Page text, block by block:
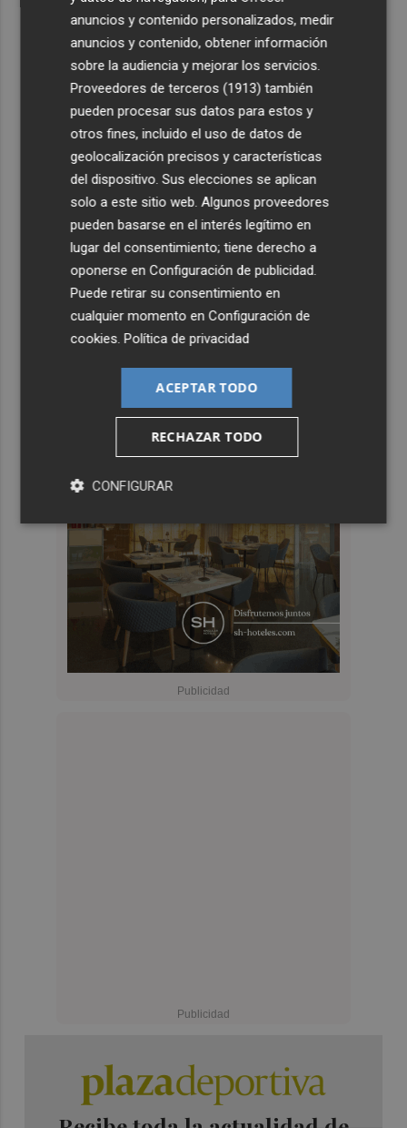
anuncios y contenido personalizados, medir
anuncios y contenido, obtener información
sobre la audiencia y mejorar los servicios.
Proveedores de terceros (1913) también
pueden procesar sus datos para estos y
otros fines, incluido el uso de datos de
geolocalización precisos y características
del dispositivo. Sus elecciones se aplican
solo a este sitio web. Algunos proveedores
pueden basarse en el interés legítimo en
lugar del consentimiento; tiene derecho a
oponerse enConfiguración de publicidad
Puede retirar su consentimiento en
cualquier momento enConfiguración de
cookies .Política de privacidad
ACEPTAR TODO
RECHAZAR TODO
CONFIGURAR